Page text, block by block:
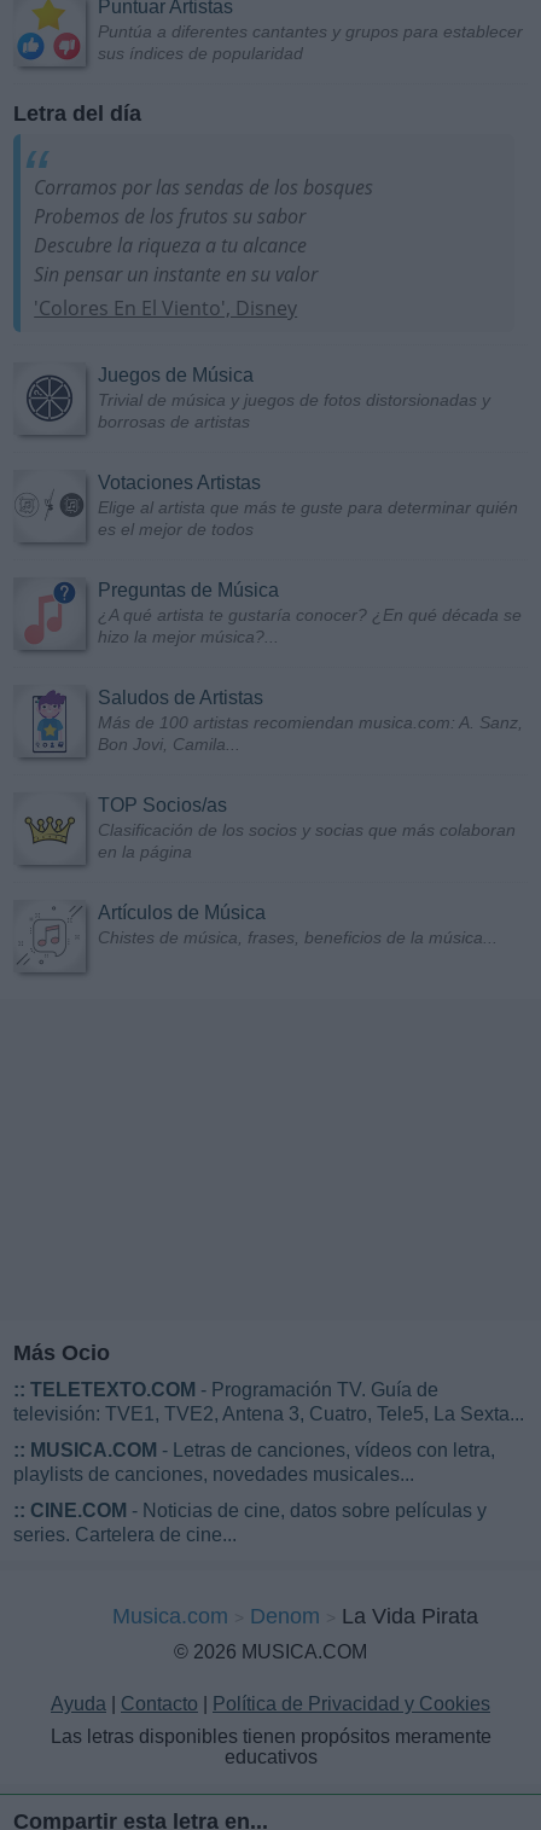
Puntuar Artistas
Puntúa a diferentes cantantes y grupos para establecer
sus índices de popularidad
Letra del día
Corramos por las sendas de los bosques
Probemos de los frutos su sabor
Descubre la riqueza a tu alcance
Sin pensar un instante en su valor
'Colores En El Viento', Disney
Juegos de Música
Trivial de música y juegos de fotos distorsionadas y
borrosas de artistas
Votaciones Artistas
Elige al artista que más te guste para determinar quién
es el mejor de todos
Preguntas de Música
¿A qué artista te gustaría conocer? ¿En qué década se
hizo la mejor música?...
Saludos de Artistas
Más de 100 artistas recomiendan musica.com: A. Sanz,
Bon Jovi, Camila...
TOP Socios/as
Clasificación de los socios y socias que más colaboran
en la página
Artículos de Música
Chistes de música, frases, beneficios de la música...
Más Ocio
:: TELETEXTO.COM - Programación TV. Guía de
televisión: TVE1, TVE2, Antena 3, Cuatro, Tele5, La Sexta...
:: MUSICA.COM - Letras de canciones, vídeos con letra,
playlists de canciones, novedades musicales...
:: CINE.COM - Noticias de cine, datos sobre películas y
series. Cartelera de cine...
Musica.com Denom La Vida Pirata
© 2026 MUSICA.COM
Ayuda Contacto
Política de Privacidad y Cookies
Las letras disponibles tienen propósitos meramente
educativos
Compartir esta letra en...